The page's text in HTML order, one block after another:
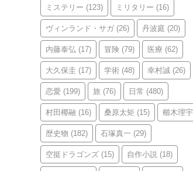
ミステリー (123) ミリタリー (16)
ヴィンランド・サガ (26) 丹波庭 (20)
内藤泰弘 (17) 冒険 (79) 医療 (62)
大久保圭 (17) 学術 (48) 幸村誠 (26)
恋愛 (199) 旅 (76) 日常 (480)
村田椰融 (16) 桑原太矩 (15) 櫛木理宇
歴史物 (182) 石塚真一 (29)
空挺ドラゴンズ (15) 自作小説 (18)